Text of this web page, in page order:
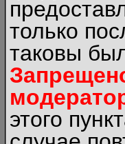
только
таковы
этого